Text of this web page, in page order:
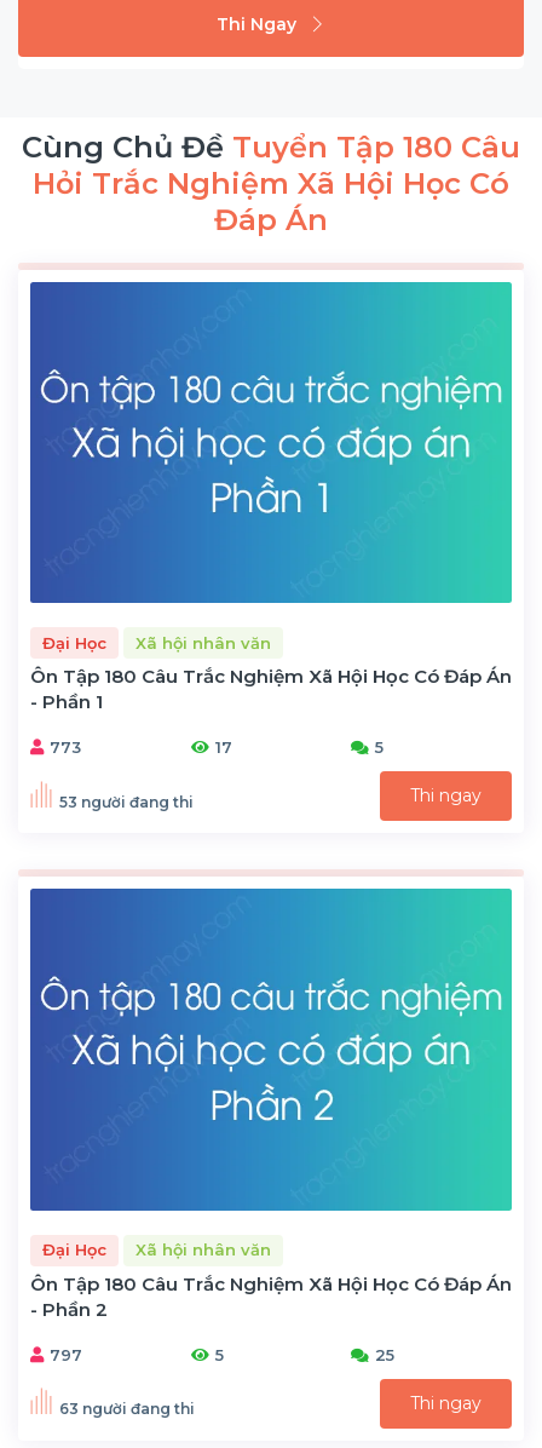
Thi Ngay
Cùng Chủ Đề Tuyển Tập 180 Câu
Hỏi Trắc Nghiệm Xã Hội Học Có
Đáp Án
Đại Học Xã hội nhân văn
Ôn Tập 180 Câu Trắc Nghiệm Xã Hội Học Có Đáp Án
- Phần 1
773 17 5
53 người đang thi Thi ngay
Đại Học Xã hội nhân văn
Ôn Tập 180 Câu Trắc Nghiệm Xã Hội Học Có Đáp Án
- Phần 2
797 5 25
63 người đang thi Thi ngay